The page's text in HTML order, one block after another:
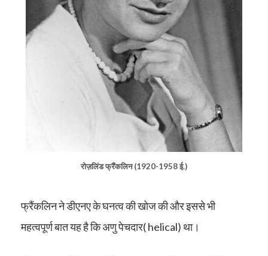
रोज़लिंड फ्रैंकलिन (1920-1958 ई.)
फ्रैंकलिन ने डीएनए के घनत्व की खोज की और इससे भी
महत्वपूर्ण बात यह है कि अणु पेचदार( helical) था।